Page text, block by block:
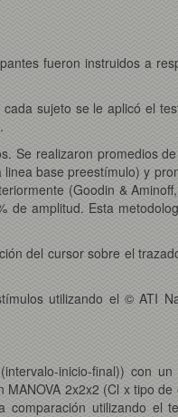
fueron instruidos a
sujeto se le aplicó el
Se realizaron promedios
base preestímulo) y
(Goodin &
amplitud. Esta
del cursor sobre el
utilizando el © ATI
inicio-final)) con
2x2x2 (Cl x tipo
utilizando el